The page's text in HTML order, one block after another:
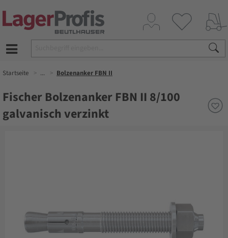
Startseite ... Bolzenanker FBN II
Fischer Bolzenanker FBN II 8/100
galvanisch verzinkt